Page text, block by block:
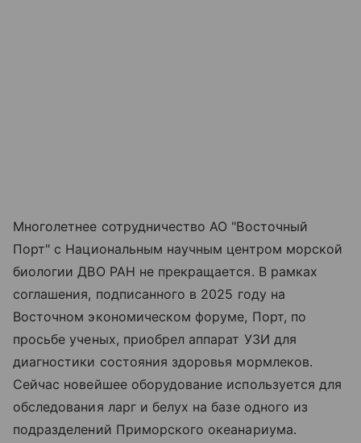
Многолетнее сотрудничество АО "Восточный
Порт" с Национальным научным центром морской
биологии ДВО РАН не прекращается. В рамках
соглашения, подписанного в 2025 году на
Восточном экономическом форуме, Порт, по
просьбе ученых, приобрел аппарат УЗИ для
диагностики состояния здоровья мормлеков.
Сейчас новейшее оборудование используется для
обследования ларг и белух на базе одного из
подразделений Приморского океанариума.